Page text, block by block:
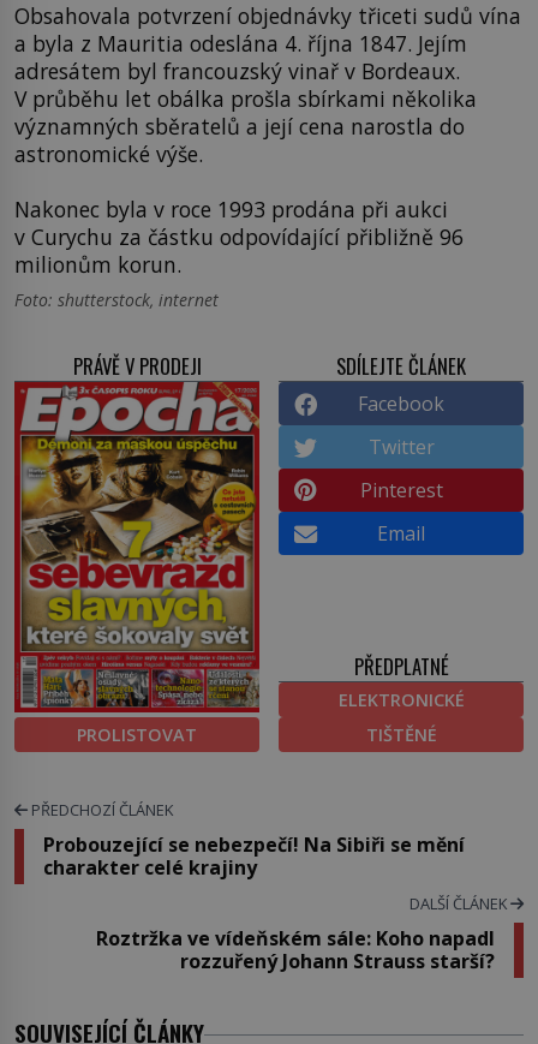
Obsahovala potvrzení objednávky třiceti sudů vína
a byla z Mauritia odeslána 4. října 1847. Jejím
adresátem byl francouzský vinař v Bordeaux.
V průběhu let obálka prošla sbírkami několika
významných sběratelů a její cena narostla do
astronomické výše.
Nakonec byla v roce 1993 prodána při aukci
v Curychu za částku odpovídající přibližně 96
milionům korun.
Foto: shutterstock, internet
PRÁVĚ V PRODEJI
PROLISTOVAT
SDÍLEJTE ČLÁNEK
Facebook
Twitter
Pinterest
Email
PŘEDPLATNÉ
ELEKTRONICKÉ
TIŠTĚNÉ
PŘEDCHOZÍ ČLÁNEK
Probouzející se nebezpečí! Na Sibiři se mění
charakter celé krajiny
DALŠÍ ČLÁNEK
Roztržka ve vídeňském sále: Koho napadl
rozzuřený Johann Strauss starší?
SOUVISEJÍCÍ ČLÁNKY